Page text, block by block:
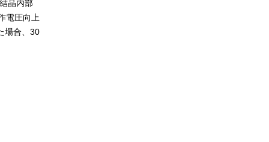
晶内部
電圧向上
場合、30